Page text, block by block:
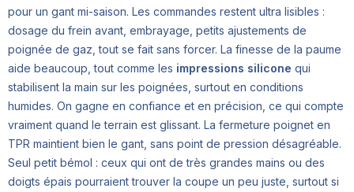
pour un gant mi-saison. Les commandes restent ultra lisibles :
dosage du frein avant, embrayage, petits ajustements de
poignée de gaz, tout se fait sans forcer. La finesse de la paume
aide beaucoup, tout comme les impressions silicone qui
stabilisent la main sur les poignées, surtout en conditions
humides. On gagne en confiance et en précision, ce qui compte
vraiment quand le terrain est glissant. La fermeture poignet en
TPR maintient bien le gant, sans point de pression désagréable.
Seul petit bémol : ceux qui ont de très grandes mains ou des
doigts épais pourraient trouver la coupe un peu juste, surtout si